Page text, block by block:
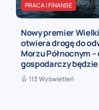
PRACA I FINANSE
Nowy premier
otwiera drogę do
Morzu Północnym
gospodarczy
113 Wyświetleń